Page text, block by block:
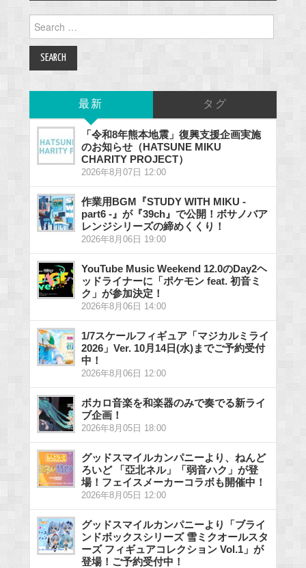
for:
最新 タグ
「令和8年熊本地震」復興支援企画実施
のお知らせ（HATSUNE MIKU
CHARITY PROJECT）
2026年8月07日 12:00
作業用BGM『STUDY WITH MIKU -
part6 -』が『39ch』で公開！ボサノバア
レンジシリーズの締めくくり！
2026年8月06日 19:00
YouTube Music Weekend 12.0のDay2ヘ
ッドライナーに「ポケモン feat. 初音ミ
ク」が参加決定！
2026年8月06日 14:00
1/7スケールフィギュア「マジカルミライ
2026」Ver. 10月14日(水)までご予約受付
中！
2026年8月06日 12:00
ボカロ音楽を和楽器のみで奏でる新ライ
ブ企画！
2026年8月05日 18:00
グッドスマイルカンパニーより、ねんど
ろいど 「亞北ネル」「弱音ハク」が登
場！フェイスメーカーコラボも開催中！
2026年8月05日 12:00
グッドスマイルカンパニーより「ブライ
ンドボックスシリーズ 雪ミクオールスタ
ーズ フィギュアコレクション Vol.1」が
登場！ご予約受付中！